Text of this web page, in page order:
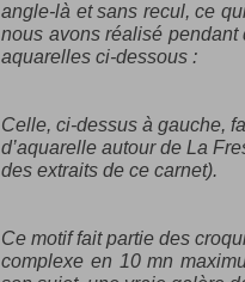
angle-là et sans recul, ce
nous avons réalisé
aquarelles ci-dessous :
Celle, ci-dessus à gauche,
d’aquarelle autour de La
des extraits de ce carnet).
Ce motif fait partie des
complexe en 10 mn